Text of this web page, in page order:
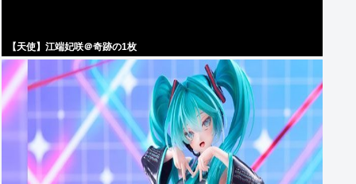
【天使】江端妃咲＠奇跡の1枚